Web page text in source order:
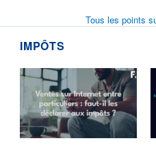
Tous les points
IMPÔTS